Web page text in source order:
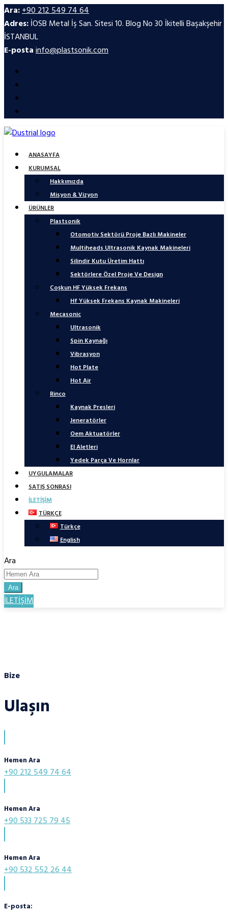
Ara:+90 212 549 74 64
Adres:İOSB Metal İş San. Sitesi 10. Blog No 30 İkitelli Başakşehir
İSTANBUL
E-postainfo@plastsonik.com
ANASAYFA
KURUMSAL
Hakkımızda
Misyon & Vizyon
ÜRÜNLER
Plastsonik
Otomotiv Sektörü Proje Bazlı Makineler
Multiheads Ultrasonik Kaynak Makineleri
Silindir Kutu Üretim Hattı
Sektörlere Özel Proje Ve Design
Coşkun HF Yüksek Frekans
Hf Yüksek Frekans Kaynak Makineleri
Mecasonic
Ultrasonik
Spin Kaynağı
Vibrasyon
Hot Plate
Hot Air
Rinco
Kaynak Presleri
Jeneratörler
Oem Aktuatörler
El Aletleri
Yedek Parça Ve Hornlar
UYGULAMALAR
SATIŞ SONRASI
İLETİŞİM
TÜRKÇE
Türkçe
English
Ara
Ara
İLETİŞİM
Bize
Ulaşın
Hemen Ara
+90 212 549 74 64
Hemen Ara
+90 533 725 79 45
Hemen Ara
+90 532 552 26 44
E-posta: